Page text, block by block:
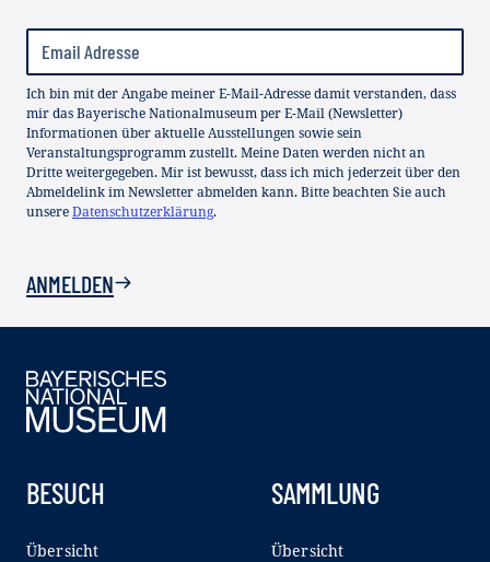
Ich bin mit der Angabe meiner E-Mail-Adresse damit verstanden, dass
mir das Bayerische Nationalmuseum per E-Mail (Newsletter)
Informationen über aktuelle Ausstellungen sowie sein
Veranstaltungsprogramm zustellt. Meine Daten werden nicht an
Dritte weitergegeben. Mir ist bewusst, dass ich mich jederzeit über den
Abmeldelink im Newsletter abmelden kann. Bitte beachten Sie auch
unsereDatenschutzerklärung.
ANMELDEN
BESUCH
Übersicht
SAMMLUNG
Übersicht